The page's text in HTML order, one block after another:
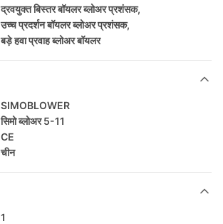
द्रवयुक्त बिस्तर बॉयलर ब्लोअर प्रशंसक,
उच्च प्रदर्शन बॉयलर ब्लोअर प्रशंसक,
बड़े हवा प्रवाह ब्लोअर बॉयलर
SIMOBLOWER
सिमो ब्लोअर 5-11
CE
चीन
1